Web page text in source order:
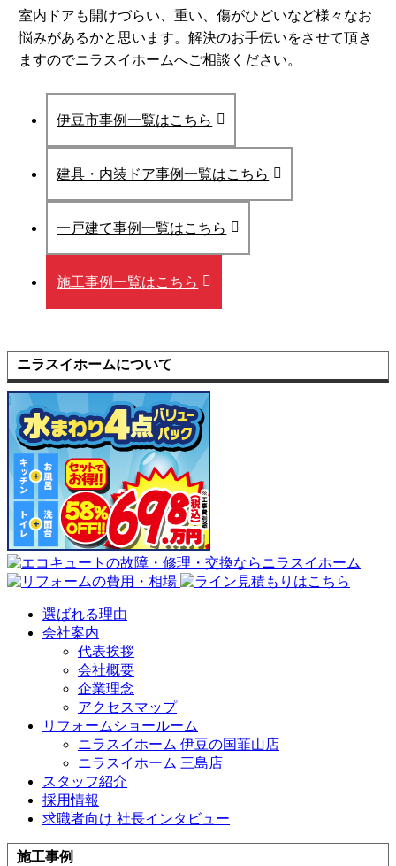
室内ドアも開けづらい、重い、傷がひどいなど様々なお
悩みがあるかと思います。解決のお手伝いをさせて頂き
ますのでニラスイホームへご相談ください。
伊豆市事例一覧はこちら
建具・内装ドア事例一覧はこちら
一戸建て事例一覧はこちら
施工事例一覧はこちら
ニラスイホームについて
選ばれる理由
会社案内
代表挨拶
会社概要
企業理念
アクセスマップ
リフォームショールーム
ニラスイホーム 伊豆の国韮山店
ニラスイホーム 三島店
スタッフ紹介
採用情報
求職者向け 社長インタビュー
施工事例